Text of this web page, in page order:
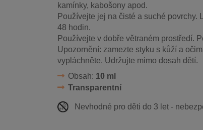
kamínky, kabošony apod.
Používejte jej na čisté a suché
48 hodin.
Používejte v dobře větraném prostředí.
Upozornění: zamezte styku s kůží a
vypláchněte. Udržujte mimo dosah dětí.
Obsah: 10 ml
Transparentní
Nevhodné pro děti do 3 let -